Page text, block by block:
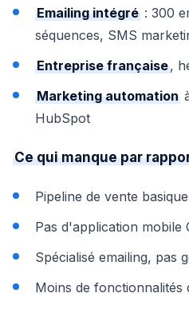
Emailing intégré : 300
séquences, SMS
Entreprise française,
Marketing automation
HubSpot
Ce qui manque par
Pipeline de vente basique
Pas d'application mobile
Spécialisé emailing, pas
Moins de fonctionnalités